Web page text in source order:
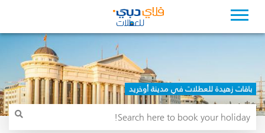
باقات زهيدة للعطلات في مدينة أوخريد